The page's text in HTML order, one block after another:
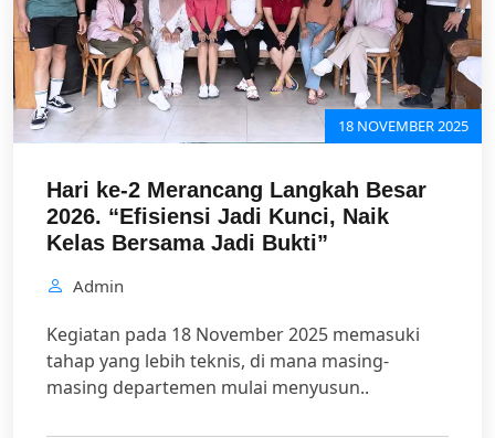
18 NOVEMBER 2025
Hari ke-2 Merancang Langkah Besar
2026. “Efisiensi Jadi Kunci, Naik
Kelas Bersama Jadi Bukti”
Admin
Kegiatan pada 18 November 2025 memasuki
tahap yang lebih teknis, di mana masing-
masing departemen mulai menyusun..